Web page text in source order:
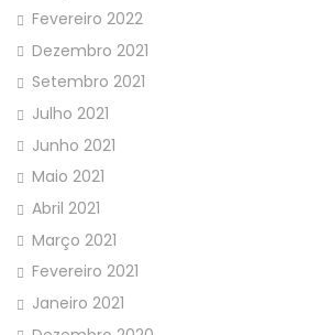
Fevereiro 2022
Dezembro 2021
Setembro 2021
Julho 2021
Junho 2021
Maio 2021
Abril 2021
Março 2021
Fevereiro 2021
Janeiro 2021